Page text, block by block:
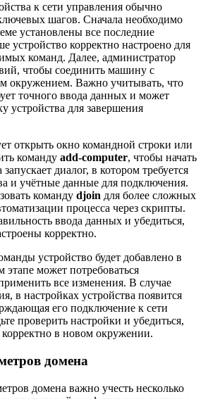
к сети управления обычно
шагов. Сначала необходимо
установлены все последние
устройство корректно настроено для
команд. Далее, администратор
чтобы соединить машину с
окружением. Важно учитывать, что
точного ввода данных и может
устройства для завершения
открыть окно командной строки или
команду add-computer, чтобы начать
диалог, в котором требуется
и учётные данные для подключения.
команду djoin для более сложных
процесса через скрипты.
ввода данных и убедиться,
корректно.
устройство будет добавлено в
может потребоваться
все изменения. В случае
в настройках устройства появится
его подключение к сети
проверить настройки и убедиться,
корректно в новом окружении.
домена
домена важно учесть несколько